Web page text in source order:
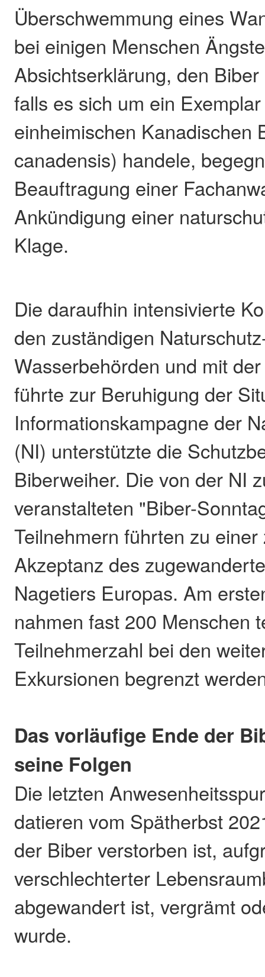
Überschwemmung eines
bei einigen Menschen
Absichtserklärung, den
falls es sich um ein
einheimischen Kanadischen
canadensis) handele,
Beauftragung einer
Ankündigung einer
Klage.
Die daraufhin intensivierte
den zuständigen
Wasserbehörden und mit
führte zur Beruhigung der
Informationskampagne der
(NI) unterstützte die
Biberweiher. Die von der NI
veranstalteten "Biber-
Teilnehmern führten zu
Akzeptanz des
Nagetiers Europas. Am
nahmen fast 200 Menschen
Teilnehmerzahl bei den
Exkursionen begrenzt
Das vorläufige Ende der
seine Folgen
Die letzten
datieren vom Spätherbst
der Biber verstorben ist,
verschlechterter
abgewandert ist, vergrämt
wurde.